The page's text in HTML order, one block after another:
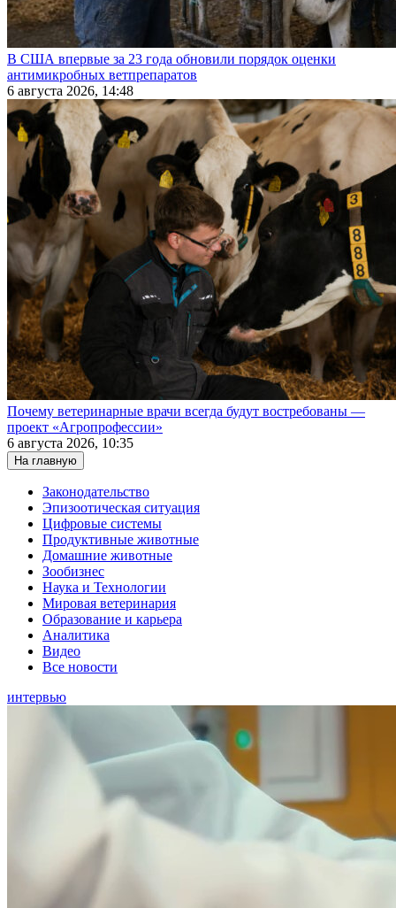
В США впервые за 23 года обновили порядок оценки
антимикробных ветпрепаратов
6 августа 2026, 14:48
Почему ветеринарные врачи всегда будут востребованы —
проект «Агропрофессии»
6 августа 2026, 10:35
На главную
Законодательство
Эпизоотическая ситуация
Цифровые системы
Продуктивные животные
Домашние животные
Зообизнес
Наука и Технологии
Мировая ветеринария
Образование и карьера
Аналитика
Видео
Все новости
интервью